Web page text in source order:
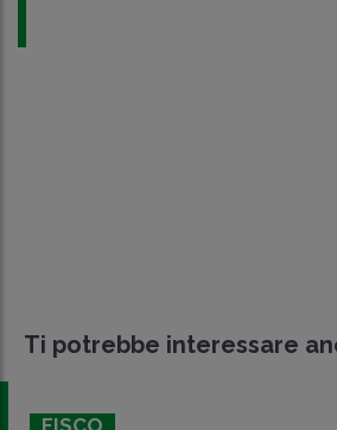
Ti potrebbe interessare
FISCO